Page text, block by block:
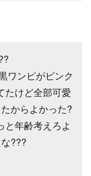
ワンピがピンク
たけど全部可愛
からよかった?
と年齢考えろよ
???